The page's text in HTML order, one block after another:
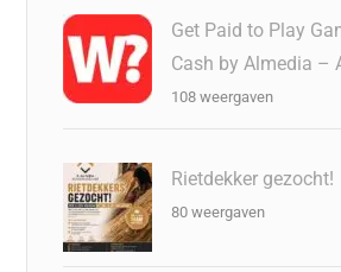
Get Paid to Play
Cash by Almedia –
108 weergaven
Rietdekker gezocht!
80 weergaven